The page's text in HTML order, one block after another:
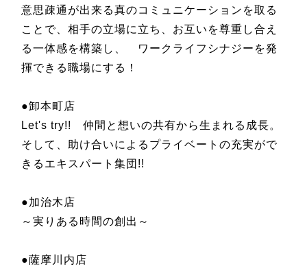
意思疎通が出来る真のコミュニケーションを取る
ことで、相手の立場に立ち、お互いを尊重し合え
る一体感を構築し、 ワークライフシナジーを発
揮できる職場にする！
●卸本町店
Let's try!!
仲間と想いの共有から生まれる成長。
そして、助け合いによるプライベートの充実がで
きるエキスパート集団 !!
●加治木店
～実りある時間の創出～
●薩摩川内店